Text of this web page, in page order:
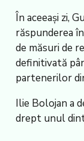
În aceeași zi,
răspunderea
de măsuri de
definitivată
partenerilor
Ilie Bolojan a
drept unul